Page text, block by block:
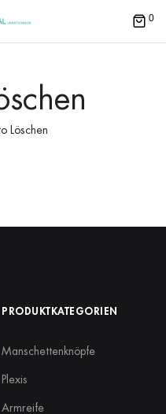
0
Löschen
PRODUKTKATEGORIEN
Manschettenknöpfe
Plexis
Armreife